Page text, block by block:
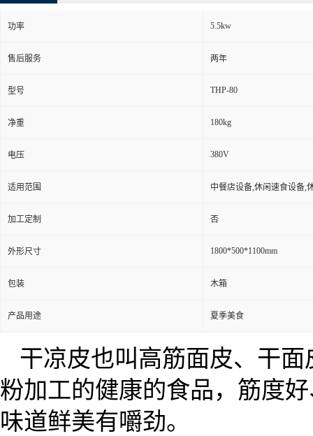
功率 5.5kw
售后服务 两年
型号 THP-80
净重 180kg
电压 380V
适用范围 中餐店设备,休闲速食设备,
加工定制 否
外形尺寸 1800*500*1100mm
包装 木箱
产品用途 夏季美食
干凉皮也叫高筋面皮、干
粉加工的健康的食品，筋度
味道鲜美有嚼劲。